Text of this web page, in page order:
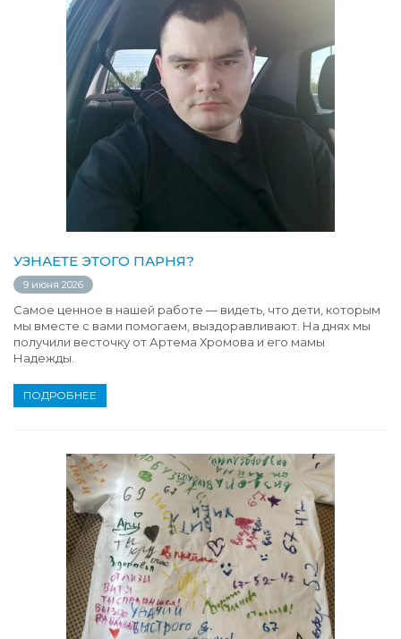
УЗНАЕТЕ ЭТОГО ПАРНЯ?
9 июня 2026
Самое ценное в нашей работе — видеть, что дети, которым
мы вместе с вами помогаем, выздоравливают. На днях мы
получили весточку от Артема Хромова и его мамы
Надежды.
ПОДРОБНЕЕ